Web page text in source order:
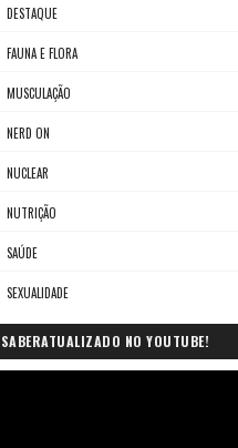
DESTAQUE
FAUNA E FLORA
MUSCULAÇÃO
NERD ON
NUCLEAR
NUTRIÇÃO
SAÚDE
SEXUALIDADE
SABERATUALIZADO NO YOUTUBE!